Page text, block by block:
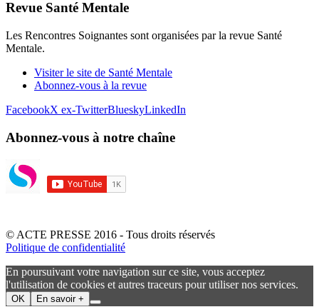
Revue Santé Mentale
Les Rencontres Soignantes sont organisées par la revue Santé
Mentale.
Visiter le site de Santé Mentale
Abonnez-vous à la revue
FacebookX ex-TwitterBlueskyLinkedIn
Abonnez-vous à notre chaîne
© ACTE PRESSE 2016 - Tous droits réservés
Politique de confidentialité
En poursuivant votre navigation sur ce site, vous acceptez
l'utilisation de cookies et autres traceurs pour utiliser nos services.
OK En savoir +